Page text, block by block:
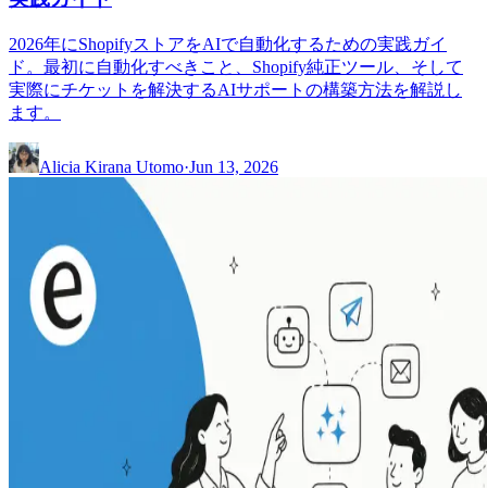
2026年にShopifyストアをAIで自動化するための実践ガイ
ド。最初に自動化すべきこと、Shopify純正ツール、そして
実際にチケットを解決するAIサポートの構築方法を解説し
ます。
Alicia Kirana Utomo·Jun 13, 2026